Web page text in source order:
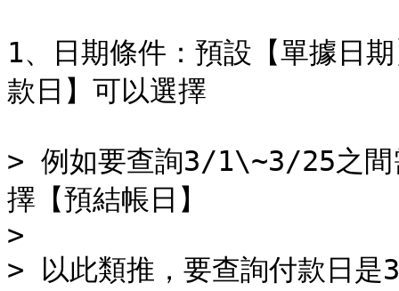
1、日期條件：預設【單據日
款日】可以選擇
> 例如要查詢3/1\~3/25之間
擇【預結帳日】
>
> 以此類推，要查詢付款日